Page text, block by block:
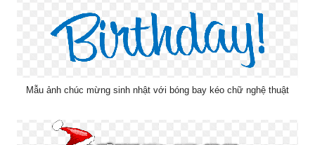
Mẫu ảnh chúc mừng sinh nhật với bóng bay kéo chữ nghệ thuật